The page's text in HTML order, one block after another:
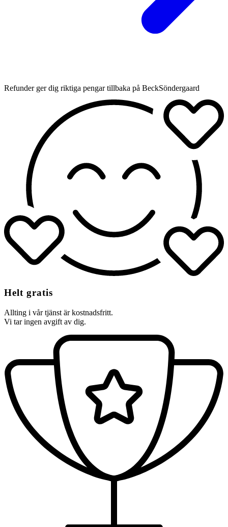
Refunder ger dig riktiga pengar tillbaka på BeckSöndergaard
Helt gratis
Allting i vår tjänst är kostnadsfritt.
Vi tar ingen avgift av dig.